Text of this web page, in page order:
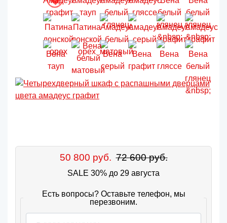
50 800 руб. 72 600 руб.
SALE 30% до 29 августа
Есть вопросы? Оставьте телефон, мы
перезвоним.